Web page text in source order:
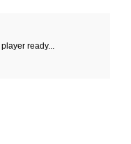
player ready...